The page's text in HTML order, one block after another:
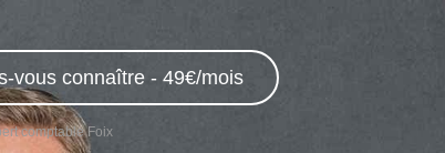
vous connaître - 49€/mois
comptable Foix